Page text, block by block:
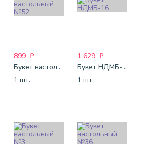
899 ₽
Букет настольный №52
1 шт.
1 629 ₽
Букет НДМБ-16
1 шт.